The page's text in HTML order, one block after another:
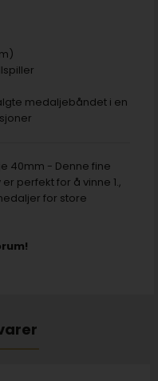
medaljebåndet i en
40mm - Denne fine
perfekt for å vinne 1.,
for store